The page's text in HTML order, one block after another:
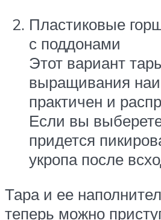
Пластиковые
с поддонами
Этот вариант
выращивания
практичен и
Если вы
придется
укропа после
Тара и ее
теперь можно